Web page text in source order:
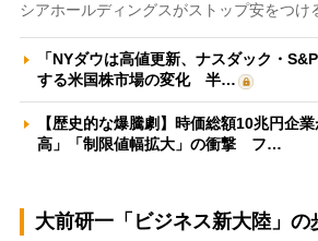
シアホールディングスがストップ安をつけ
「NYダウは高値更新、ナスダック・
する米国株市場の変化 半…
【歴史的な爆騰劇】時価総額10兆円企
高」「制限値幅拡大」の衝撃 フ…
大前研一「ビジネス新大陸」の